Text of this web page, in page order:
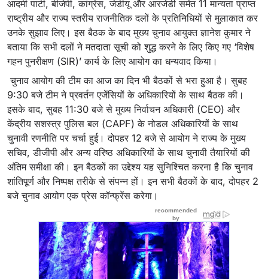
आदमी पार्टी, बीजेपी, कांग्रेस, जेडीयू और आरजेडी समेत 11 मान्यता प्राप्त
राष्ट्रीय और राज्य स्तरीय राजनीतिक दलों के प्रतिनिधियों से मुलाकात कर
उनके सुझाव लिए। इस बैठक के बाद मुख्य चुनाव आयुक्त ज्ञानेश कुमार ने
बताया कि सभी दलों ने मतदाता सूची को शुद्ध करने के लिए किए गए ‘विशेष
गहन पुनरीक्षण (SIR)’ कार्य के लिए आयोग का धन्यवाद किया।
चुनाव आयोग की टीम का आज का दिन भी बैठकों से भरा हुआ है। सुबह
9:30 बजे टीम ने प्रवर्तन एजेंसियों के अधिकारियों के साथ बैठक की।
इसके बाद, सुबह 11:30 बजे से मुख्य निर्वाचन अधिकारी (CEO) और
केंद्रीय सशस्त्र पुलिस बल (CAPF) के नोडल अधिकारियों के साथ
चुनावी रणनीति पर चर्चा हुई। दोपहर 12 बजे से आयोग ने राज्य के मुख्य
सचिव, डीजीपी और अन्य वरिष्ठ अधिकारियों के साथ चुनावी तैयारियों की
अंतिम समीक्षा की। इन बैठकों का उद्देश्य यह सुनिश्चित करना है कि चुनाव
शांतिपूर्ण और निष्पक्ष तरीके से संपन्न हों। इन सभी बैठकों के बाद, दोपहर 2
बजे चुनाव आयोग एक प्रेस कॉन्फ्रेंस करेगा।